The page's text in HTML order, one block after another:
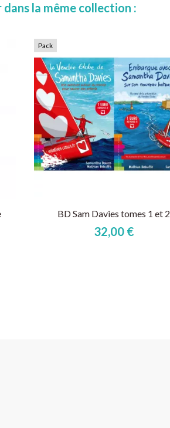
la même collection :
Pack
BD Sam Davies tomes 1 et 2
32,00 €